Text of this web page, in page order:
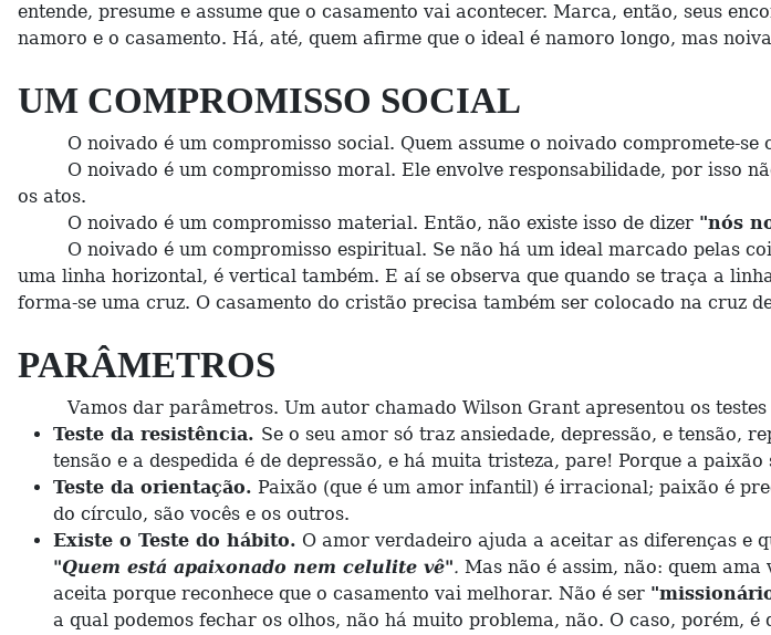
entende, presume e assume que o casamento vai acontecer. Marca, então, seus
namoro e o casamento. Há, até, quem afirme que o ideal é namoro longo, mas
UM COMPROMISSO SOCIAL
O noivado é um compromisso social. Quem assume o noivado compromete-se
O noivado é um compromisso moral. Ele envolve responsabilidade, por isso
os atos.
O noivado é um compromisso material. Então, não existe isso de dizer "nós
O noivado é um compromisso espiritual. Se não há um ideal marcado pelas
uma linha horizontal, é vertical também. E aí se observa que quando se traça a
forma-se uma cruz. O casamento do cristão precisa também ser colocado na cruz
PARÂMETROS
Vamos dar parâmetros. Um autor chamado Wilson Grant apresentou os testes
Teste da resistência. Se o seu amor só traz ansiedade, depressão, e tensão,
tensão e a despedida é de depressão, e há muita tristeza, pare! Porque a
Teste da orientação. Paixão (que é um amor infantil) é irracional; paixão é
do círculo, são vocês e os outros.
Existe o Teste do hábito. O amor verdadeiro ajuda a aceitar as diferenças e
"Quem está apaixonado nem celulite vê". Mas não é assim, não: quem ama
aceita porque reconhece que o casamento vai melhorar. Não é ser
a qual podemos fechar os olhos, não há muito problema, não. O caso, porém, é